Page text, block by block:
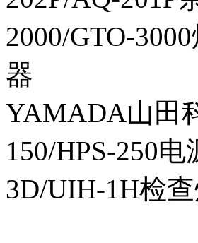
2000/GTO-
器
YAMADA山田
150/HPS-250
3D/UIH-1H检